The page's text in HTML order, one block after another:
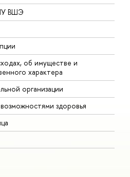
ВШЭ
об имуществе и
характера
организации
здоровья